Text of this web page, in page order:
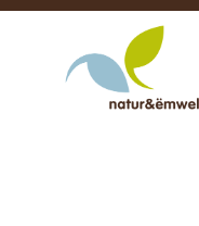
Zum
springen